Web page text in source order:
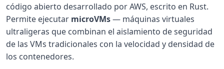
código abierto desarrollado por AWS, escrito en Rust.
Permite ejecutar microVMs— máquinas virtuales
ultraligeras que combinan el aislamiento de seguridad
de las VMs tradicionales con la velocidad y densidad de
los contenedores.